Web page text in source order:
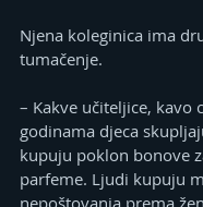
Njena koleginica ima
tumačenje.
– Kakve učiteljice, kavo
godinama djeca
kupuju poklon bonove
parfeme. Ljudi kupuju